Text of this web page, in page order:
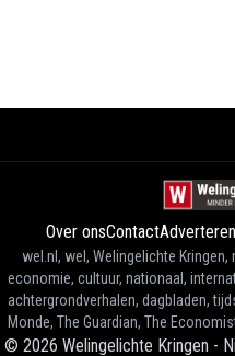
Over onsContactAdverteren
wel.nl, wel, Welingelichte
economie, cultuur, nationaal,
achtergrondverhalen, dagbladen,
Monde, The Guardian, The
© 2026 Welingelichte Kringen -